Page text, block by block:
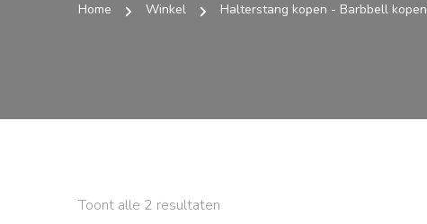
Home Winkel Halterstang kopen - Barbbell kopen
Toont alle 2 resultaten